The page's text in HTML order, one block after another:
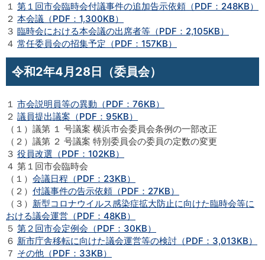
１ 第１回市会臨時会付議事件の追加告示依頼（PDF：248KB）
２ 本会議（PDF：1,300KB）
３ 臨時会における本会議の出席者等（PDF：2,105KB）
４ 常任委員会の招集予定（PDF：157KB）
令和2年4月28日（委員会）
１ 市会説明員等の異動（PDF：76KB）
２ 議員提出議案（PDF：95KB）
（１）議第 １ 号議案 横浜市会委員会条例の一部改正
（２）議第 ２ 号議案 特別委員会の委員の定数の変更
３ 役員改選（PDF：102KB）
４ 第１回市会臨時会
（１） 会議日程（PDF：23KB）
（２） 付議事件の告示依頼（PDF：27KB）
（３） 新型コロナウイルス感染症拡大防止に向けた臨時会等に
おける議会運営（PDF：48KB）
５ 第２回市会定例会（PDF：30KB）
６ 新市庁舎移転に向けた議会運営等の検討（PDF：3,013KB）
７ その他（PDF：33KB）